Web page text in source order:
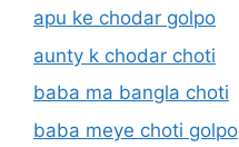
apu ke chodar golpo
aunty k chodar choti
baba ma bangla choti
baba meye choti golpo